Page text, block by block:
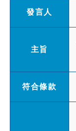
發言人
主旨
符合條款